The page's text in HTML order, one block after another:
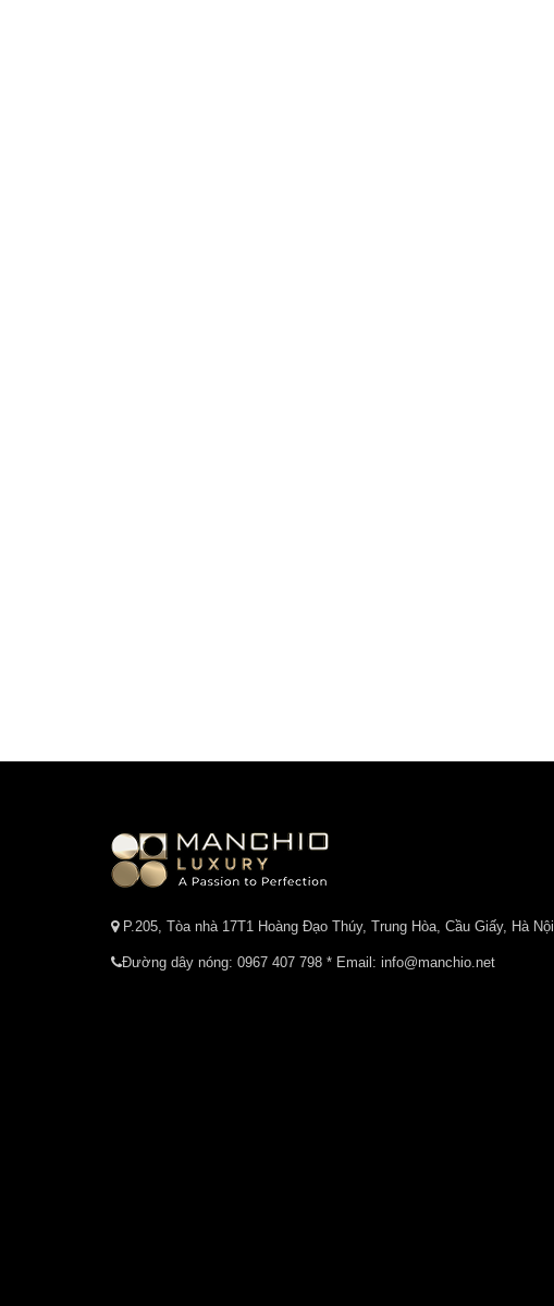
P.205, Tòa nhà 17T1 Hoàng Đạo Thúy, Trung Hòa, Cầu Giấy, Hà Nội
Đường dây nóng: 0967 407 798 * Email: info@manchio.net